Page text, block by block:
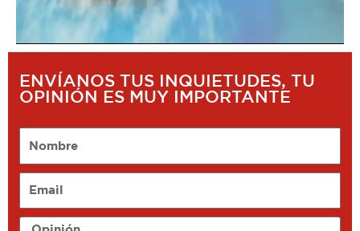
ENVÍANOS TUS INQUIETUDES, TU
OPINIÓN ES MUY IMPORTANTE
Opinión